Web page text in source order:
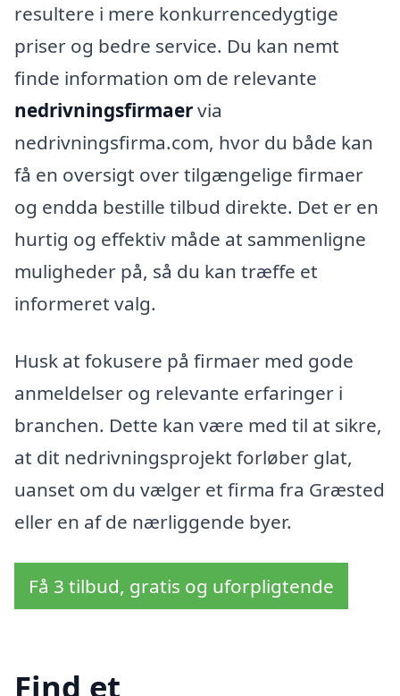
resultere i mere konkurrencedygtige
priser og bedre service. Du kan nemt
finde information om de relevante
nedrivningsfirmaervia
nedrivningsfirma.com, hvor du både kan
få en oversigt over tilgængelige firmaer
og endda bestille tilbud direkte. Det er en
hurtig og effektiv måde at sammenligne
muligheder på, så du kan træffe et
informeret valg.
Husk at fokusere på firmaer med gode
anmeldelser og relevante erfaringer i
branchen. Dette kan være med til at sikre,
at dit nedrivningsprojekt forløber glat,
uanset om du vælger et firma fra Græsted
eller en af de nærliggende byer.
Få 3 tilbud, gratis og uforpligtende
Find et